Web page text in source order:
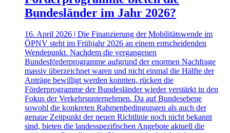
Bundesländer im Jahr 2026?
16. April 2026 | Die Finanzierung der Mobilitätswende im
ÖPNV steht im Frühjahr 2026 an einem entscheidenden
Wendepunkt. Nachdem die vergangenen
Bundesförderprogramme aufgrund der enormen Nachfrage
massiv überzeichnet waren und nicht einmal die Hälfte der
Anträge bewilligt werden konnten, rücken die
Förderprogramme der Bundesländer wieder verstärkt in den
Fokus der Verkehrsunternehmen. Da auf Bundesebene
sowohl die konkreten Rahmenbedingungen als auch der
genaue Zeitpunkt der neuen Richtlinie noch nicht bekannt
sind, bieten die landesspezifischen Angebote aktuell die